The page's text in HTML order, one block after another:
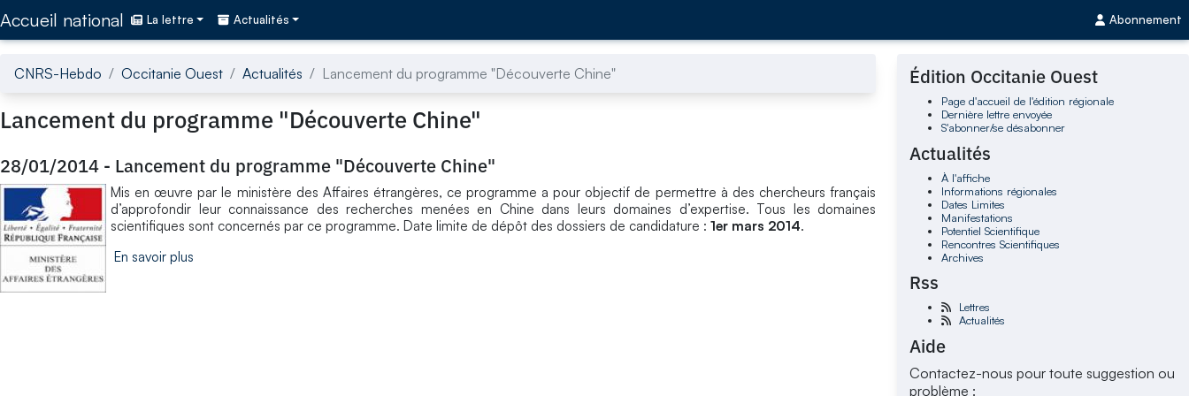
Accueil national La lettre Actualités Abonnement
CNRS-Hebdo Occitanie Ouest Actualités Lancement du programme "Découverte Chine"
Lancement du programme "Découverte Chine"
28/01/2014 - Lancement du programme "Découverte Chine"
Mis en œuvre par le ministère des Affaires étrangères, ce programme a pour objectif de permettre à des chercheurs français
d’approfondir leur connaissance des recherches menées en Chine dans leurs domaines d’expertise. Tous les domaines
scientifiques sont concernés par ce programme. Date limite de dépôt des dossiers de candidature : 1er mars 2014.
En savoir plus
Édition Occitanie Ouest
Page d'accueil de l'édition régionale
Dernière lettre envoyée
S'abonner/se désabonner
Actualités
À l'affiche
Informations régionales
Dates Limites
Manifestations
Potentiel Scientifique
Rencontres Scientifiques
Archives
Rss
Lettres
Actualités
Aide
Contactez-nous pour toute suggestion ou
problème :